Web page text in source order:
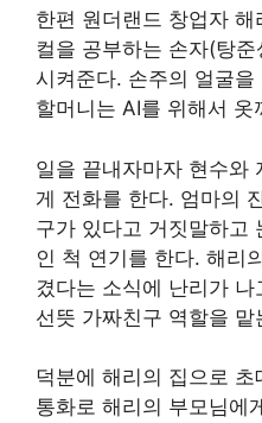
한편 원더랜드 창업자
컬을 공부하는 손자(탕
시켜준다. 손주의 얼굴
할머니는 AI를 위해서 옷
일을 끝내자마자 현수와
게 전화를 한다. 엄마의
구가 있다고 거짓말하고
인 척 연기를 한다. 해리
겼다는 소식에 난리가
선뜻 가짜친구 역할을 맡
덕분에 해리의 집으로
통화로 해리의 부모님에